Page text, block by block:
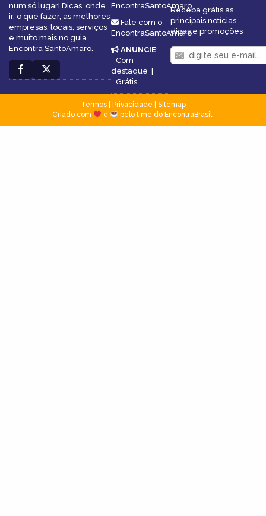
num só lugar! Dicas, onde
ir, o que fazer, as melhores
empresas, locais, serviços
e muito mais no guia
Encontra SantoAmaro.
EncontraSantoAmaro
Fale com o
EncontraSantoAmaro
ANUNCIE:
Com
destaque |
Grátis
Receba grátis as
principais notícias,
dicas e promoções
Termos| Privacidade
Sitemap
Criado com
e pelo time do EncontraBrasil